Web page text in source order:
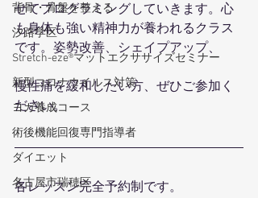
背骨・骨盤を整える
汐路学区
Stretch-eze®マットエクササイズセミナー
新型コロナウイルス対策
ヨガ養成コース
術後機能回復専門指導者
ダイエット
名古屋市瑞穂区
せてプログラミングしていきます。心
も身体も強い精神力が養われるクラス
です。姿勢改善、シェイプアップ、
慢性痛を緩和したい方、ぜひご参加く
ださい。
各レッスン完全予約制です。